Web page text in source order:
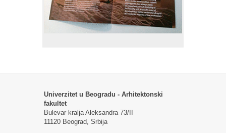
Univerzitet u Beogradu - Arhitektonski
fakultet
Bulevar kralja Aleksandra 73/II
11120 Beograd, Srbija